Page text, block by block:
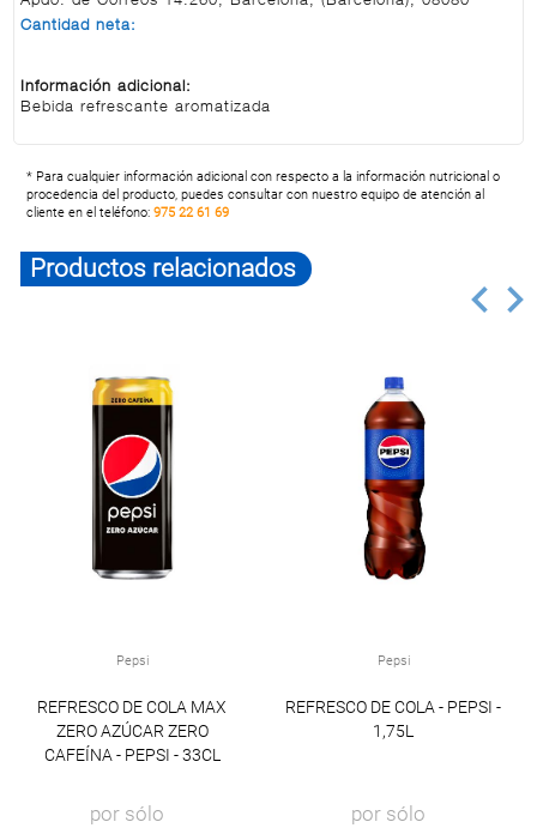
Cantidad neta:
Información adicional:
Bebida refrescante aromatizada
* Para cualquier información adicional con respecto a la información nutricional o
procedencia del producto, puedes consultar con nuestro equipo de atención al
cliente en el teléfono:975 22 61 69
Productos relacionados
Pepsi
REFRESCO DE COLA MAX
ZERO AZÚCAR ZERO
CAFEÍNA - PEPSI - 33CL
por sólo
Pepsi
REFRESCO DE COLA - PEPSI -
1,75L
por sólo